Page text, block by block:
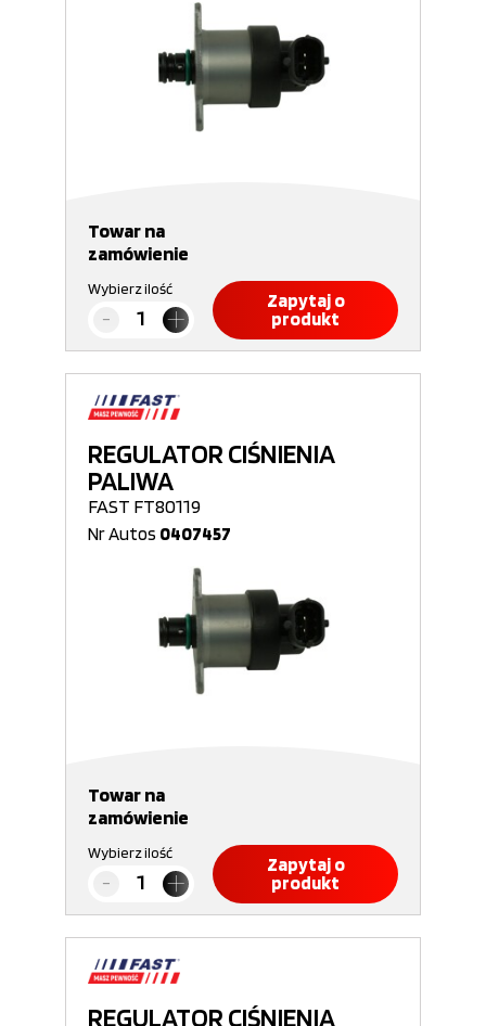
Towar na
zamówienie
Wybierz ilość
Zapytaj o
produkt
REGULATOR CIŚNIENIA
PALIWA
FAST FT80119
Nr Autos 0407457
Towar na
zamówienie
Wybierz ilość
Zapytaj o
produkt
REGULATOR CIŚNIENIA